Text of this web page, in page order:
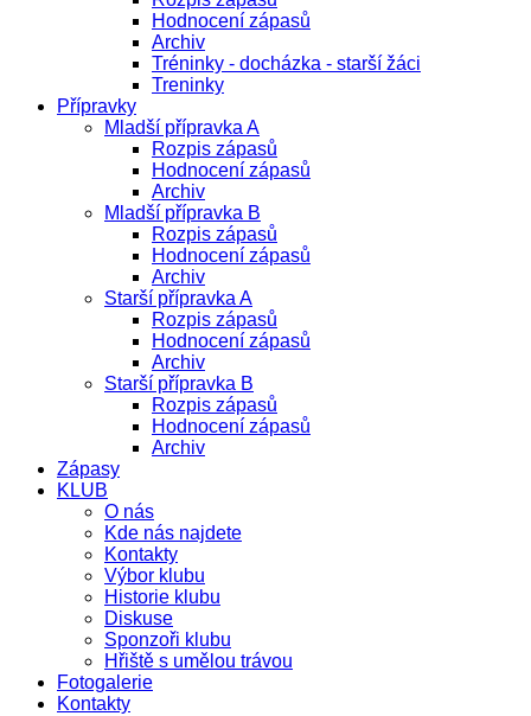
Hodnocení zápasů
Archiv
Tréninky - docházka - starší žáci
Treninky
Přípravky
Mladší přípravka A
Rozpis zápasů
Hodnocení zápasů
Archiv
Mladší přípravka B
Rozpis zápasů
Hodnocení zápasů
Archiv
Starší přípravka A
Rozpis zápasů
Hodnocení zápasů
Archiv
Starší přípravka B
Rozpis zápasů
Hodnocení zápasů
Archiv
Zápasy
KLUB
O nás
Kde nás najdete
Kontakty
Výbor klubu
Historie klubu
Diskuse
Sponzoři klubu
Hřiště s umělou trávou
Fotogalerie
Kontakty